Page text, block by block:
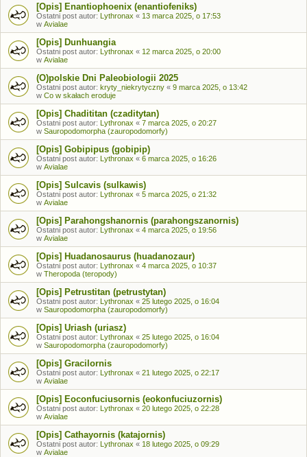
[Opis] Enantiophoenix (enantiofeniks)
Ostatni post autor: Lythronax « 13 marca 2025, o 17:53
w Avialae
[Opis] Dunhuangia
Ostatni post autor: Lythronax « 12 marca 2025, o 20:00
w Avialae
(O)polskie Dni Paleobiologii 2025
Ostatni post autor: kryty_niekrytyczny « 9 marca 2025, o 13:42
w Co w skałach eroduje
[Opis] Chadititan (czaditytan)
Ostatni post autor: Lythronax « 7 marca 2025, o 20:27
w Sauropodomorpha (zauropodomorfy)
[Opis] Gobipipus (gobipip)
Ostatni post autor: Lythronax « 6 marca 2025, o 16:26
w Avialae
[Opis] Sulcavis (sulkawis)
Ostatni post autor: Lythronax « 5 marca 2025, o 21:32
w Avialae
[Opis] Parahongshanornis (parahongszanornis)
Ostatni post autor: Lythronax « 4 marca 2025, o 19:56
w Avialae
[Opis] Huadanosaurus (huadanozaur)
Ostatni post autor: Lythronax « 4 marca 2025, o 10:37
w Theropoda (teropody)
[Opis] Petrustitan (petrustytan)
Ostatni post autor: Lythronax « 25 lutego 2025, o 16:04
w Sauropodomorpha (zauropodomorfy)
[Opis] Uriash (uriasz)
Ostatni post autor: Lythronax « 25 lutego 2025, o 16:04
w Sauropodomorpha (zauropodomorfy)
[Opis] Gracilornis
Ostatni post autor: Lythronax « 21 lutego 2025, o 22:17
w Avialae
[Opis] Eoconfuciusornis (eokonfuciuzornis)
Ostatni post autor: Lythronax « 20 lutego 2025, o 22:28
w Avialae
[Opis] Cathayornis (katajornis)
Ostatni post autor: Lythronax « 18 lutego 2025, o 09:29
w Avialae